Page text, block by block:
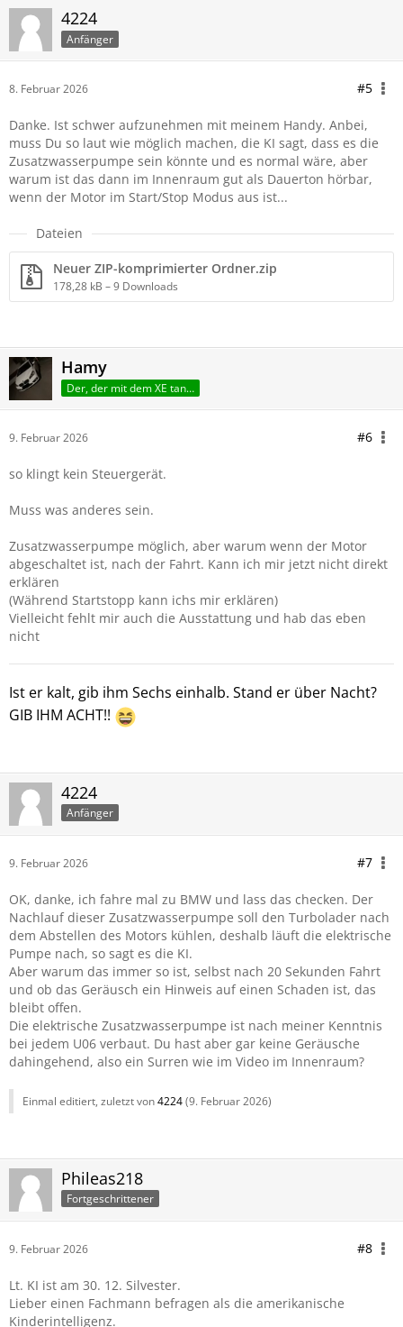
4224
Anfänger
8. Februar 2026 #5
Danke. Ist schwer aufzunehmen mit meinem Handy. Anbei,
muss Du so laut wie möglich machen, die KI sagt, dass es die
Zusatzwasserpumpe sein könnte und es normal wäre, aber
warum ist das dann im Innenraum gut als Dauerton hörbar,
wenn der Motor im Start/Stop Modus aus ist...
Dateien
Neuer ZIP-komprimierter Ordner.zip
178,28 kB – 9 Downloads
Hamy
Der, der mit dem XE tanzt
9. Februar 2026 #6
so klingt kein Steuergerät.
Muss was anderes sein.
Zusatzwasserpumpe möglich, aber warum wenn der Motor
abgeschaltet ist, nach der Fahrt. Kann ich mir jetzt nicht direkt
erklären
(Während Startstopp kann ichs mir erklären)
Vielleicht fehlt mir auch die Ausstattung und hab das eben
nicht
Ist er kalt, gib ihm Sechs einhalb. Stand er über Nacht?
GIB IHM ACHT!!
4224
Anfänger
9. Februar 2026 #7
OK, danke, ich fahre mal zu BMW und lass das checken. Der
Nachlauf dieser Zusatzwasserpumpe soll den Turbolader nach
dem Abstellen des Motors kühlen, deshalb läuft die elektrische
Pumpe nach, so sagt es die KI.
Aber warum das immer so ist, selbst nach 20 Sekunden Fahrt
und ob das Geräusch ein Hinweis auf einen Schaden ist, das
bleibt offen.
Die elektrische Zusatzwasserpumpe ist nach meiner Kenntnis
bei jedem U06 verbaut. Du hast aber gar keine Geräusche
dahingehend, also ein Surren wie im Video im Innenraum?
Einmal editiert, zuletzt von4224(9. Februar 2026)
Phileas218
Fortgeschrittener
9. Februar 2026 #8
Lt. KI ist am 30. 12. Silvester.
Lieber einen Fachmann befragen als die amerikanische
Kinderintelligenz.